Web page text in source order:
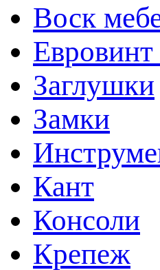
Воск
Заглушки
Замки
Кант
Консоли
Крепеж